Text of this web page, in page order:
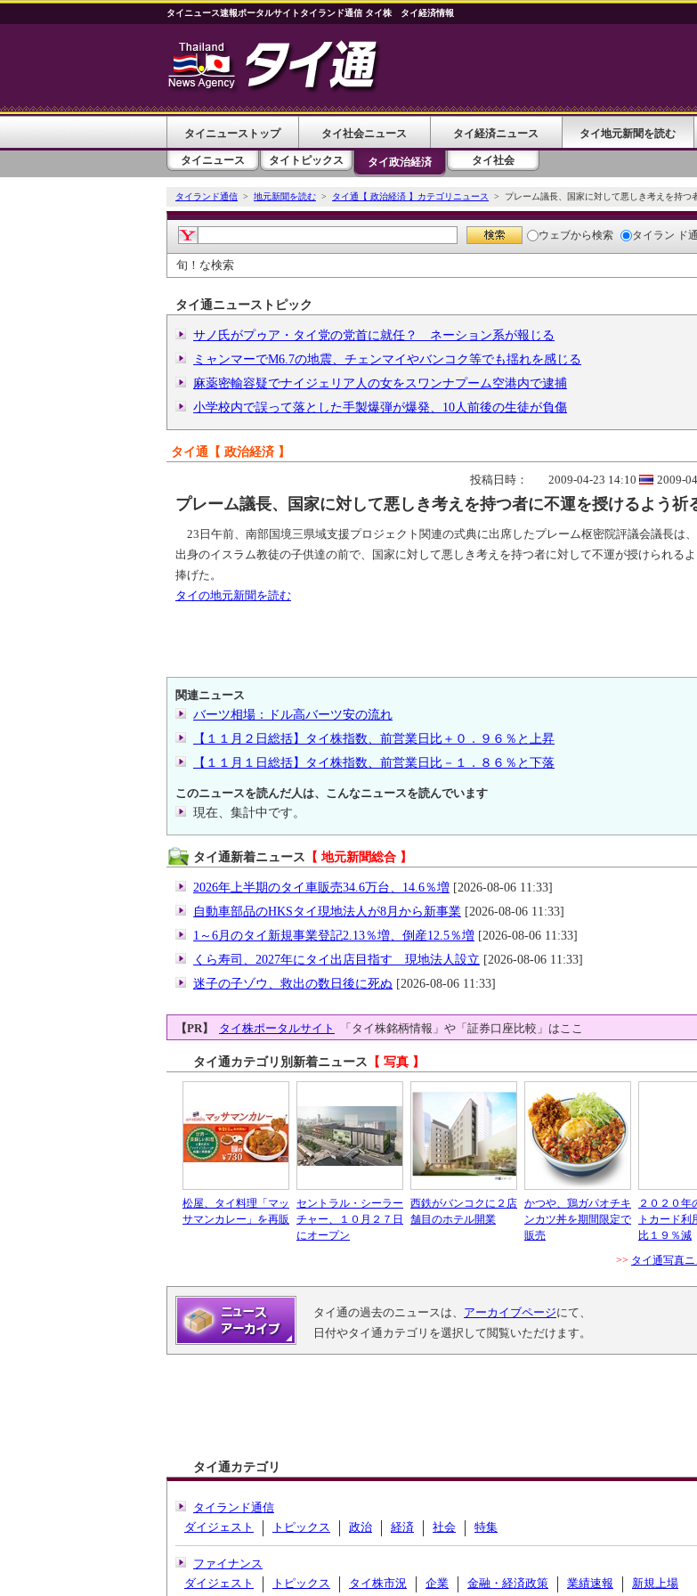
タイニュース速報ポータルサイトタイランド通信 タイ株 タイ経済情報
タイニューストップ タイ社会ニュース タイ経済ニュース タイ地元新聞を読む
タイニュース タイトピックス タイ政治経済 タイ社会
タイランド通信 > 地元新聞を読む > タイ通【 政治経済 】カテゴリニュース > プレーム議長、国家に対して悪しき考えを持つ
ウェブから検索 タイラン ド
旬！な検索
タイ通ニューストピック
サノ氏がプゥア・タイ党の党首に就任？ ネーション系が報じる
ミャンマーでM6.7の地震、チェンマイやバンコク等でも揺れを感じる
麻薬密輸容疑でナイジェリア人の女をスワンナプーム空港内で逮捕
小学校内で誤って落とした手製爆弾が爆発、10人前後の生徒が負傷
タイ通【 政治経済 】
投稿日時： 2009-04-23 14:10 2009-
プレーム議長、国家に対して悪しき考えを持つ者に不運を授けるよう祈
23日午前、南部国境三県域支援プロジェクト関連の式典に出席したプレーム枢密院評議会議長は
出身のイスラム教徒の子供達の前で、国家に対して悪しき考えを持つ者に対して不運が授けられる
捧げた。
タイの地元新聞を読む
関連ニュース
バーツ相場：ドル高バーツ安の流れ
【１１月２日総括】タイ株指数、前営業日比＋０．９６％と上昇
【１１月１日総括】タイ株指数、前営業日比－１．８６％と下落
このニュースを読んだ人は、こんなニュースを読んでいます
現在、集計中です。
タイ通新着ニュース 【 地元新聞総合 】
2026年上半期のタイ車販売34.6万台、14.6％増 [2026-08-06 11:33]
自動車部品のHKSタイ現地法人が8月から新事業 [2026-08-06 11:33]
1～6月のタイ新規事業登記2.13％増、倒産12.5％増 [2026-08-06 11:33]
くら寿司、2027年にタイ出店目指す 現地法人設立 [2026-08-06 11:33]
迷子の子ゾウ、救出の数日後に死ぬ [2026-08-06 11:33]
【PR】 タイ株ポータルサイト 「タイ株銘柄情報」や「証券口座比較」はここ
タイ通カテゴリ別新着ニュース 【 写真 】
松屋、タイ料理「マッ
サマンカレー」を再販
セントラル・シーラー
チャー、１０月２７日
にオープン
西鉄がバンコクに２店
舗目のホテル開業
かつや、鶏ガパオチキ
ンカツ丼を期間限定で
販売
２０２０年
トカード利
比１９％減
>> タイ通写真
タイ通の過去のニュースは、 アーカイブページにて、
日付やタイ通カテゴリを選択して閲覧いただけます。
タイ通カテゴリ
タイランド通信
ダイジェスト
トピックス 政治 経済 社会 特集
ファイナンス
ダイジェスト
トピックス タイ株市況 企業 金融・経済政策 業績速報 新規上場